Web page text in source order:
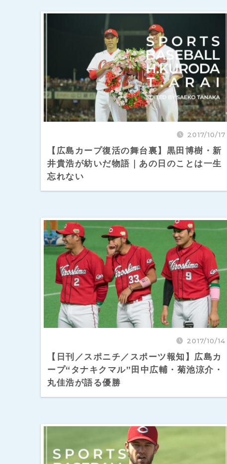
2017/10/17
【広島カープ復活の舞台裏】黒田博樹・新
井貴浩が紡いだ物語｜あの日のことは一生
忘れない
2017/10/14
【日刊／スポニチ／スポーツ報知】広島カ
ープ“タナキクマル”田中広輔・菊池涼介・
丸佳浩が語る優勝